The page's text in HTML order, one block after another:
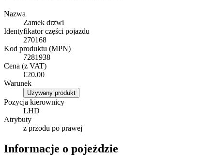
Nazwa
Zamek drzwi
Identyfikator części pojazdu
270168
Kod produktu (MPN)
7281938
Cena (z VAT)
€20.00
Warunek
Używany produkt
Pozycja kierownicy
LHD
Atrybuty
z przodu po prawej
Informacje o pojeździe